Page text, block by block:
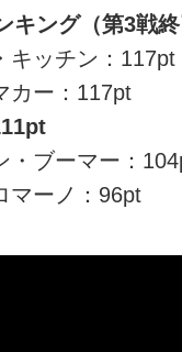
キング（第3戦終
キッチン：117pt
カー：117pt
・ブーマー：
マーノ：96pt